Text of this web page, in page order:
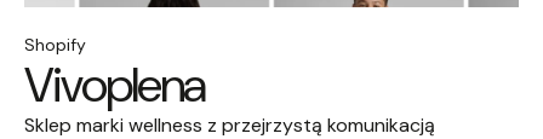
Shopify
Vivoplena
Sklep marki wellness z przejrzystą komunikacją